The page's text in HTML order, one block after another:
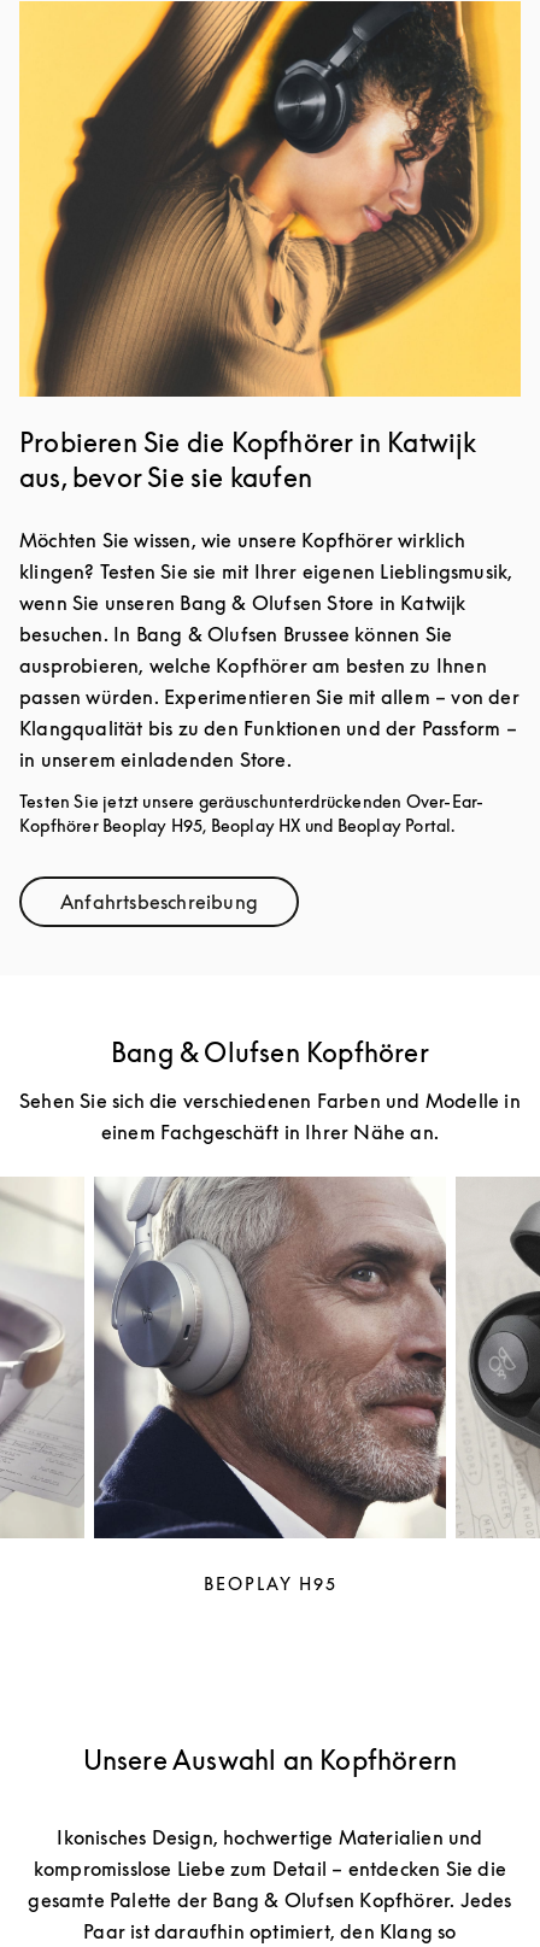
Probieren Sie die Kopfhörer in Katwijk
aus, bevor Sie sie kaufen
Möchten Sie wissen, wie unsere Kopfhörer wirklich
klingen? Testen Sie sie mit Ihrer eigenen Lieblingsmusik,
wenn Sie unseren Bang & Olufsen Store in Katwijk
besuchen. In Bang & Olufsen Brussee können Sie
ausprobieren, welche Kopfhörer am besten zu Ihnen
passen würden. Experimentieren Sie mit allem – von der
Klangqualität bis zu den Funktionen und der Passform –
in unserem einladenden Store.
Testen Sie jetzt unsere geräuschunterdrückenden Over-Ear-
Kopfhörer Beoplay H95, Beoplay HX und Beoplay Portal.
AnfahrtsbeschreibungLink Opens in New Tab
Bang & Olufsen Kopfhörer
Sehen Sie sich die verschiedenen Farben und Modelle in
einem Fachgeschäft in Ihrer Nähe an.
BEOPLAY H95
Unsere Auswahl an Kopfhörern
Ikonisches Design, hochwertige Materialien und
kompromisslose Liebe zum Detail – entdecken Sie die
gesamte Palette der Bang & Olufsen Kopfhörer. Jedes
Paar ist daraufhin optimiert, den Klang so